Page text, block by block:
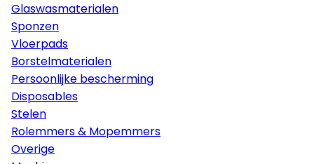
Glaswasmaterialen
Sponzen
Vloerpads
Borstelmaterialen
Persoonlijke bescherming
Disposables
Stelen
Rolemmers & Mopemmers
Overige